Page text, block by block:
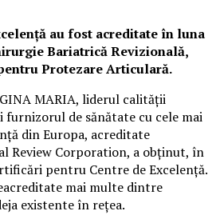
au fost acreditate în luna
Bariatrică Revizională,
Protezare Articulară.
MARIA, liderul calității
furnizorul de sănătate cu cele mai
din Europa, acreditate
Review Corporation, a obținut, în
pentru Centre de Excelență.
mai multe dintre
existente în rețea.